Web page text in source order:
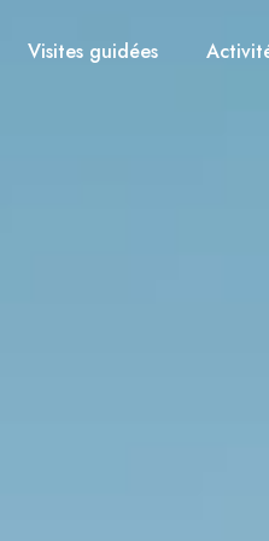
Visites guidées